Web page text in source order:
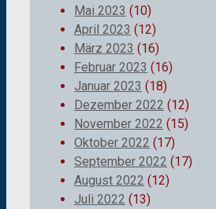
Mai 2023 (10)
April 2023 (12)
März 2023 (16)
Februar 2023 (16)
Januar 2023 (18)
Dezember 2022 (12)
November 2022 (15)
Oktober 2022 (17)
September 2022 (17)
August 2022 (12)
Juli 2022 (13)